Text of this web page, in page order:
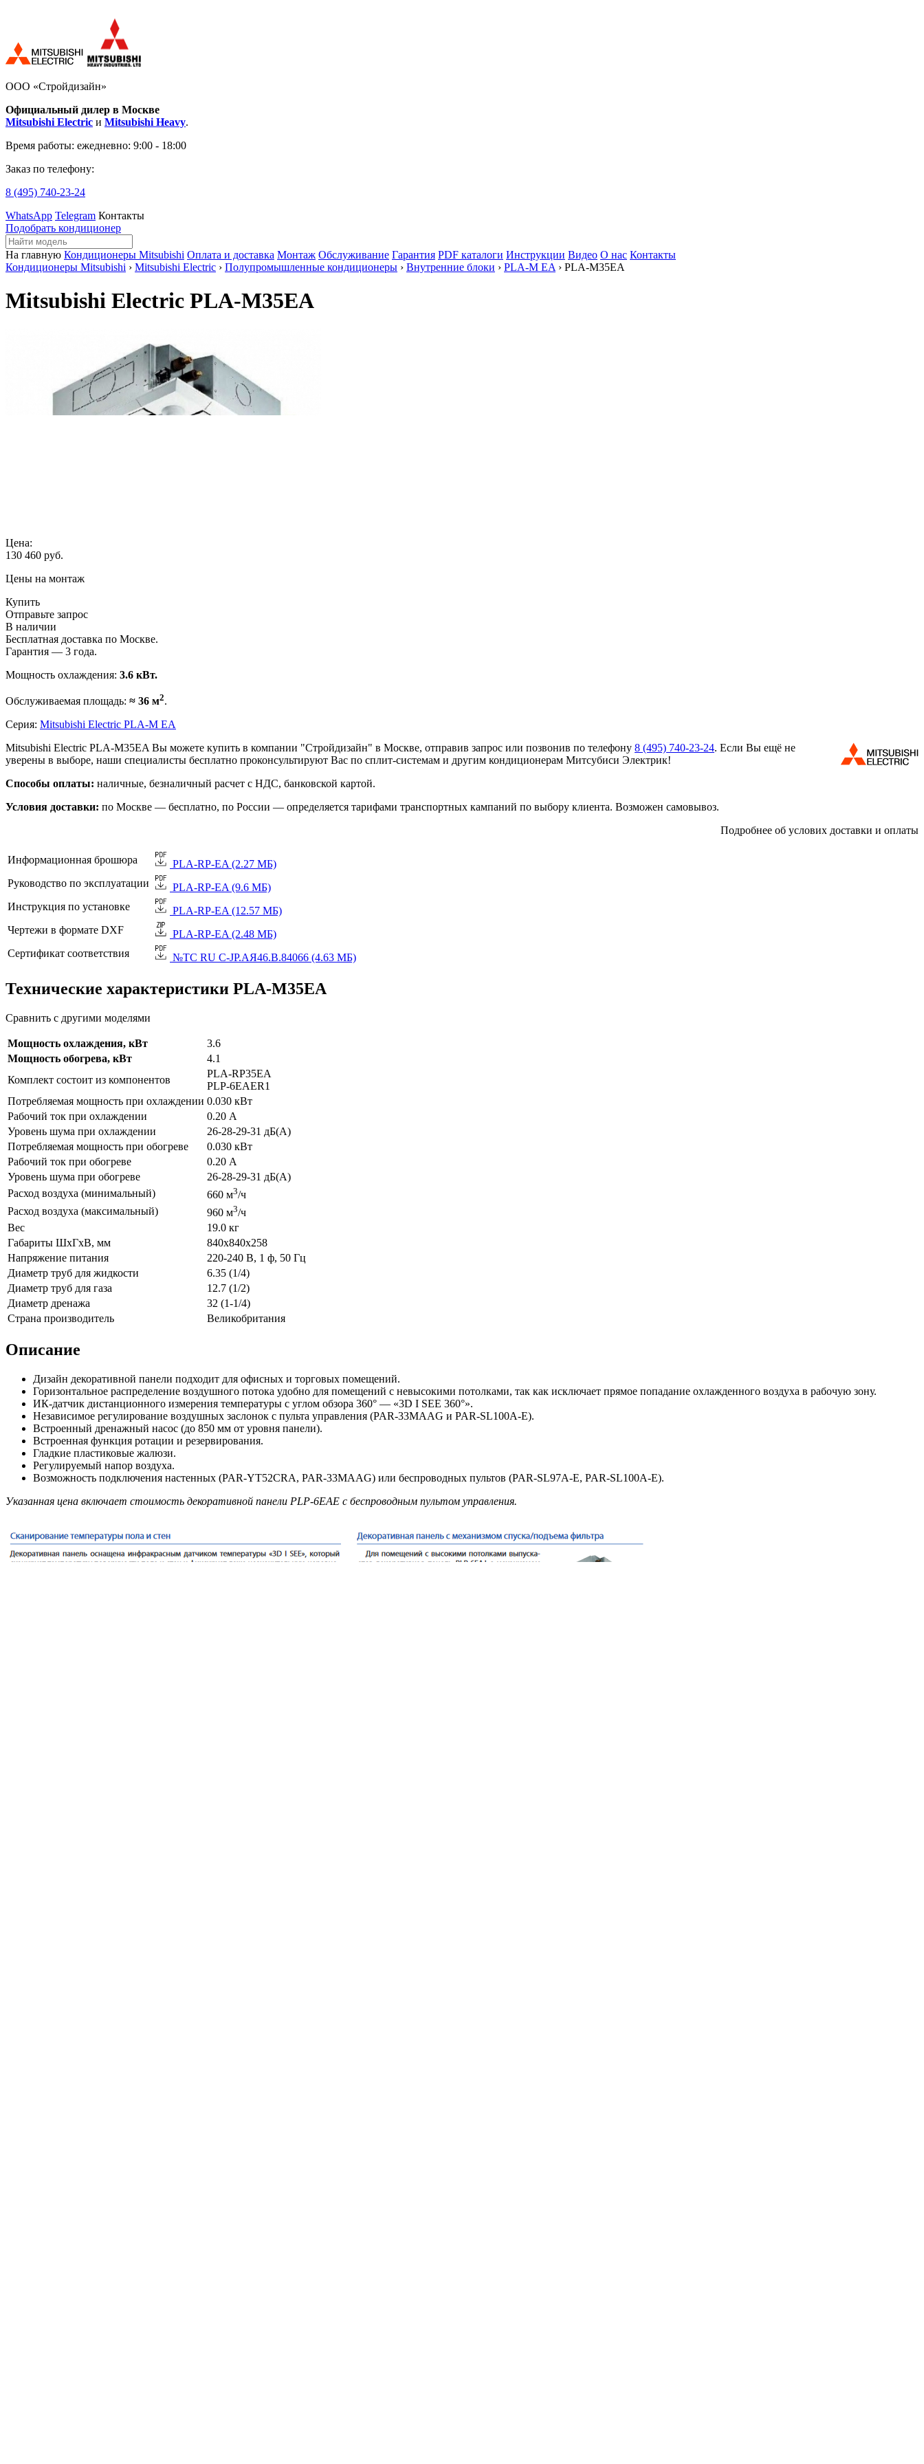
ООО «Стройдизайн»
Официальный дилер в Москве
Mitsubishi Electric и Mitsubishi Heavy.
Время работы: ежедневно: 9:00 - 18:00
Заказ по телефону:
8 (495) 740-23-24
WhatsApp Telegram Контакты
Подобрать кондиционер
На главную Кондиционеры Mitsubishi Оплата и доставка Монтаж Обслуживание Гарантия PDF каталоги Инструкции Видео О нас Контакты
Кондиционеры Mitsubishi › Mitsubishi Electric › Полупромышленные кондиционеры › Внутренние блоки › PLA-M EA › PLA-M35EA
Mitsubishi Electric PLA-M35EA
Цена:
130 460 руб.
Цены на монтаж
Купить
Отправьте запрос
В наличии
Бесплатная доставка по Москве.
Гарантия — 3 года.
Мощность охлаждения: 3.6 кВт.
Обслуживаемая площадь: ≈ 36 м2.
Серия: Mitsubishi Electric PLA-M EA
Mitsubishi Electric PLA-M35EA Вы можете купить в компании "Стройдизайн" в Москве, отправив запрос или позвонив по телефону 8 (495) 740-23-24. Если Вы ещё не
уверены в выборе, наши специалисты бесплатно проконсультируют Вас по сплит-системам и другим кондиционерам Митсубиси Электрик!
Способы оплаты: наличные, безналичный расчет с НДС, банковской картой.
Условия доставки: по Москве — бесплатно, по России — определяется тарифами транспортных кампаний по выбору клиента. Возможен самовывоз.
Подробнее об услових доставки и оплаты
Информационная брошюра
PLA-RP-EA (2.27 МБ)
Руководство по эксплуатации
PLA-RP-EA (9.6 МБ)
Инструкция по установке
PLA-RP-EA (12.57 МБ)
Чертежи в формате DXF
PLA-RP-EA (2.48 МБ)
Сертификат соответствия
№TC RU C-JP.АЯ46.B.84066 (4.63 МБ)
Технические характеристики PLA-M35EA
Сравнить с другими моделями
Мощность охлаждения, кВт
3.6
Мощность обогрева, кВт
4.1
Комплект состоит из компонентов
PLA-RP35EA
PLP-6EAER1
Потребляемая мощность при охлаждении 0.030 кВт
Рабочий ток при охлаждении
0.20 А
Уровень шума при охлаждении
26-28-29-31 дБ(А)
Потребляемая мощность при обогреве
0.030 кВт
Рабочий ток при обогреве
0.20 А
Уровень шума при обогреве
26-28-29-31 дБ(А)
Расход воздуха (минимальный)
660 м3/ч
Расход воздуха (максимальный)
960 м3/ч
Вес
19.0 кг
Габариты ШхГхВ, мм
840x840x258
Напряжение питания
220-240 В, 1 ф, 50 Гц
Диаметр труб для жидкости
6.35 (1/4)
Диаметр труб для газа
12.7 (1/2)
Диаметр дренажа
32 (1-1/4)
Страна производитель
Великобритания
Описание
Дизайн декоративной панели подходит для офисных и торговых помещений.
Горизонтальное раcпределение воздушного потока удобно для помещений с невысокими потолками, так как исключает прямое попадание охлажденного воздуха в рабочую зону.
ИК-датчик дистанционного измерения температуры с углом обзора 360° — «3D I SEE 360°».
Независимое регулирование воздушных заслонок с пульта управления (PAR-33MAAG и PAR-SL100A-E).
Встроенный дренажный насос (до 850 мм от уровня панели).
Встроенная функция ротации и резервирования.
Гладкие пластиковые жалюзи.
Регулируемый напор воздуха.
Возможность подключения настенных (PAR-YT52CRA, PAR-33MAAG) или беспроводных пультов (PAR-SL97A-E, PAR-SL100A-E).
Указанная цена включает стоимость декоративной панели PLP-6EAE с беспроводным пультом управления.